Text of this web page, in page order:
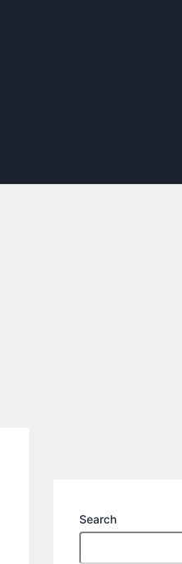
Search